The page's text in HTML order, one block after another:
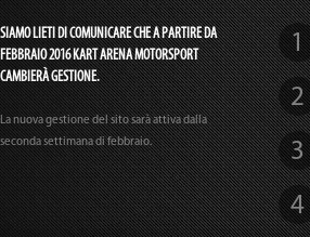
SIAMO LIETI DI COMUNICARE CHE A PARTIRE DA
FEBBRAIO 2016 KART ARENA MOTORSPORT
CAMBIERÀ GESTIONE.
La nuova gestione del sito sarà attiva dalla
seconda settimana di febbraio.